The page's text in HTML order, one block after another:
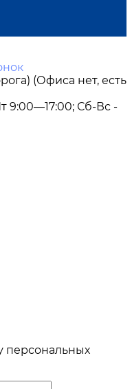
(Офиса нет, есть
9:00—17:00; Сб-Вс -
персональных